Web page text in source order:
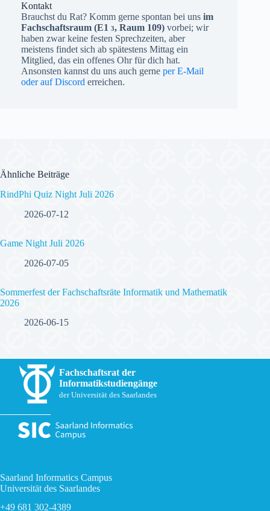
Kontakt
Brauchst du Rat? Komm gerne spontan bei uns im
Fachschaftsraum (E1 3, Raum 109) vorbei; wir
haben zwar keine festen Sprechzeiten, aber
meistens findet sich ab spätestens Mittag ein
Mitglied, das ein offenes Ohr für dich hat.
Ansonsten kannst du uns auch gerne per E-Mail
oder auf Discord erreichen.
Ähnliche Beiträge
RindPhi Quiz Night Juli 2026
2026-07-12
Game Night Juli 2026
2026-07-05
Sommerfest der Fachschaftsräte Informatik und Mathematik
2026
2026-06-15
Fachschaftsrat der
Informatikstudiengänge
der Universität des Saarlandes
Saarland Informatics Campus
Universität des Saarlandes
+49 681 302-4389